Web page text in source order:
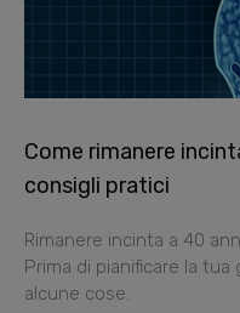
Come rimanere
consigli pratici
Rimanere incinta a 40
Prima di pianificare la
alcune cose.